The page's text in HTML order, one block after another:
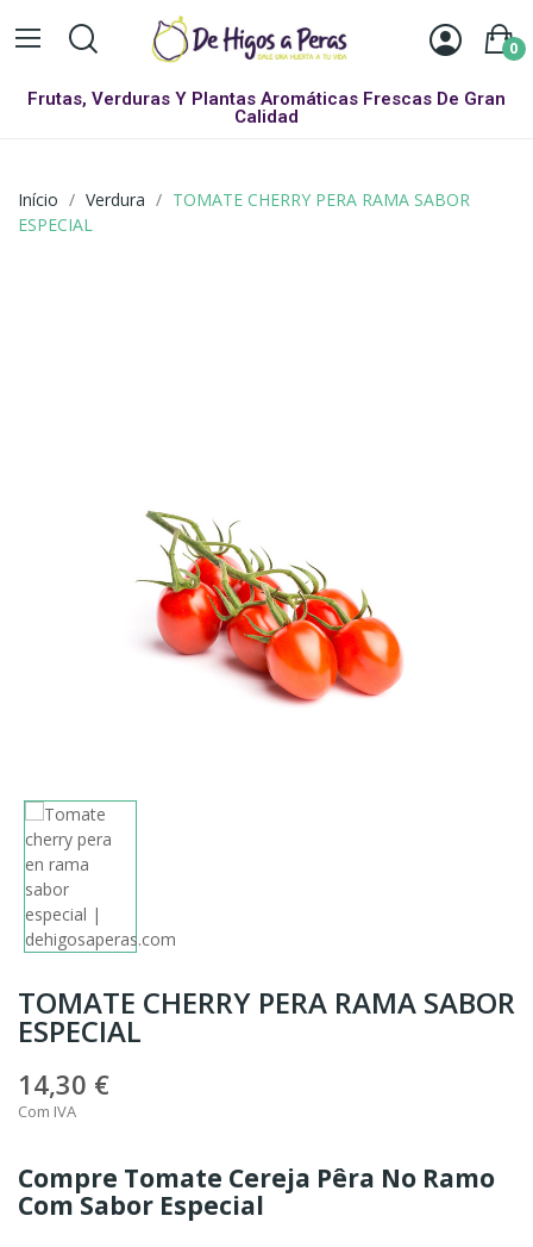
0
Frutas, Verduras Y Plantas Aromáticas Frescas De Gran
Calidad
Início Verdura
TOMATE CHERRY PERA RAMA SABOR
ESPECIAL
TOMATE CHERRY PERA RAMA SABOR
ESPECIAL
14,30 €
Com IVA
Compre Tomate Cereja Pêra No Ramo
Com Sabor Especial